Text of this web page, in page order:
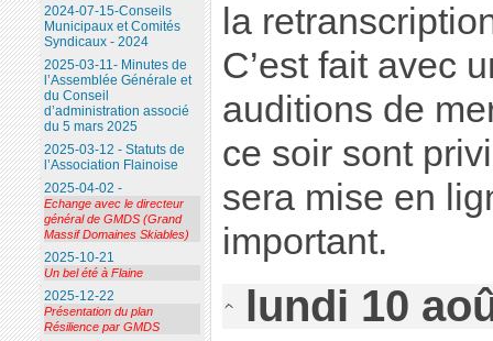
la
C’est fait avec
auditions de
ce soir sont
sera mise en
important.
lundi 10
2024-07-15-Conseils
Municipaux et Comités
Syndicaux - 2024
2025-03-11- Minutes de
l’Assemblée Générale et
du Conseil
d’administration associé
du 5 mars 2025
2025-03-12 - Statuts de
l’Association Flainoise
2025-04-02 -
Echange avec le directeur
général de GMDS (Grand
Massif Domaines Skiables)
2025-10-21
Un bel été à Flaine
2025-12-22
Présentation du plan
Résilience par GMDS